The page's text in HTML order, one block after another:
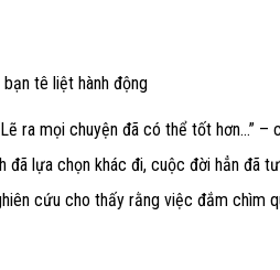
tê liệt hành động
ra mọi chuyện đã có thể tốt hơn...”
đã lựa chọn khác đi, cuộc đời hẳn đã
cứu cho thấy rằng việc đắm chìm